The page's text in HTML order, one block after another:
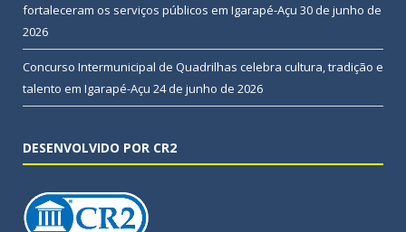
fortaleceram os serviços públicos em Igarapé-Açu 30 de junho de
2026
Concurso Intermunicipal de Quadrilhas celebra cultura, tradição e
talento em Igarapé-Açu 24 de junho de 2026
DESENVOLVIDO POR CR2